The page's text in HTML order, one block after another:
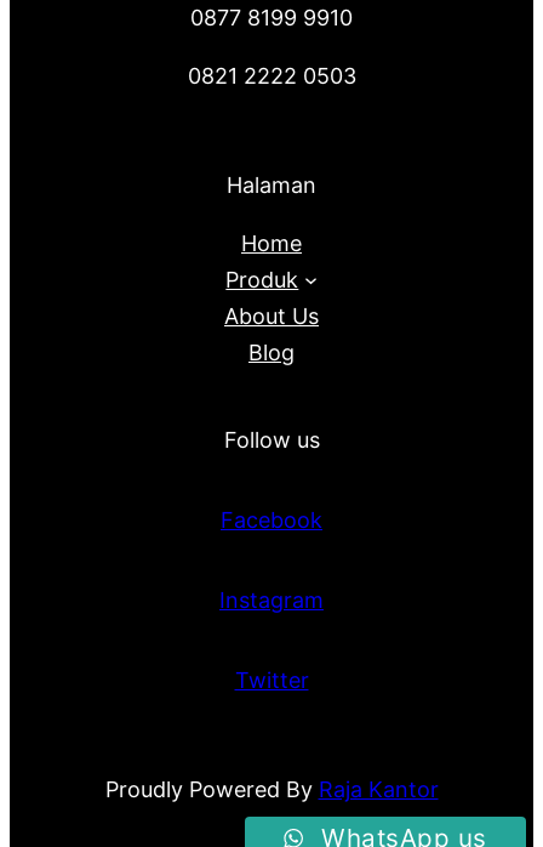
0877 8199 9910
0821 2222 0503
Halaman
Home
Produk
About Us
Blog
Follow us
Facebook
Instagram
Twitter
Proudly Powered By Raja Kantor
WhatsApp us